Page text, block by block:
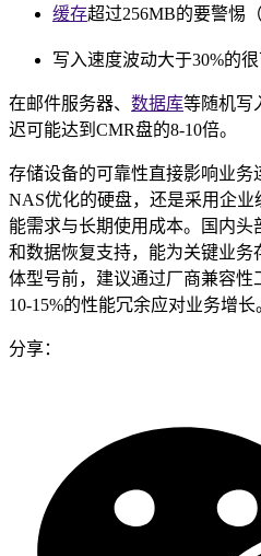
缓存超过256MB的要警惕
写入速度波动大于30%的
在邮件服务器、 数据库等随机写
迟可能达到CMR盘的8-10倍。
存储设备的可靠性直接影响业务
NAS优化的硬盘，还是采用企
能需求与长期使用成本。国内
和数据恢复支持，能为关键业
体型号前，建议通过厂商兼容
10-15%的性能冗余应对业务增长
分享：